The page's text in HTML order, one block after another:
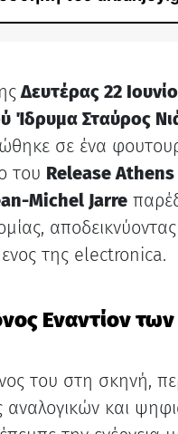
Δευτέρας 22
Ίδρυμα Σταύρος
σε ένα
του Release
Michel Jarre
της electronica.
Εναντίον
του στη σκηνή,
αναλογικών και